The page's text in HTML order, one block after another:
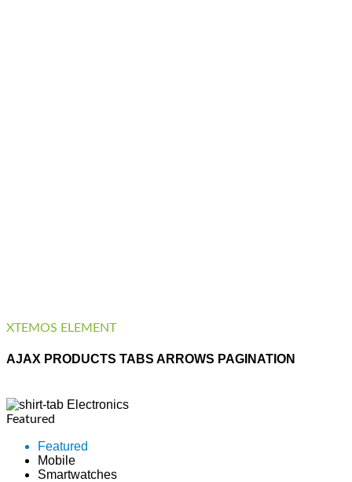
XTEMOS ELEMENT
AJAX PRODUCTS TABS ARROWS PAGINATION
Electronics
Featured
Featured
Mobile
Smartwatches